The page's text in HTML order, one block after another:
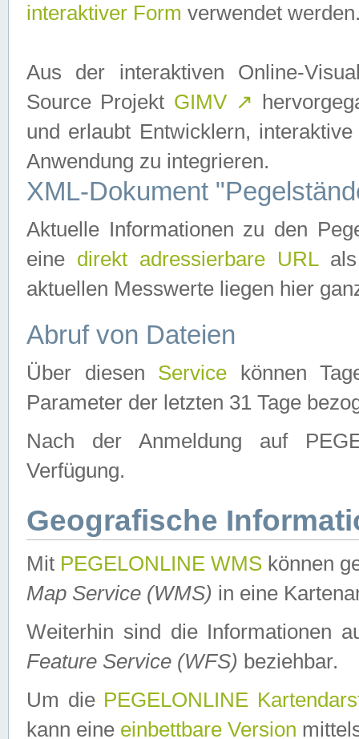
interaktiver Form verwendet
Aus der interaktiven Online-
Source Projekt GIMV ↗
und erlaubt Entwicklern,
Anwendung zu integrieren.
XML-Dokument
Aktuelle Informationen zu den
eine direkt adressierbare URLals
aktuellen Messwerte liegen hier
Abruf von Dateien
Über diesen Service können
Parameter der letzten 31 Tage
Nach der Anmeldung auf
Verfügung.
Geografische
Mit PEGELONLINE WMS können
Map Service (WMS) in eine
Weiterhin sind die Informationen
Feature Service (WFS) beziehbar.
Um die PEGELONLINE
kann eine einbettbare Version